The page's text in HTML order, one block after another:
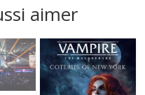
aimer